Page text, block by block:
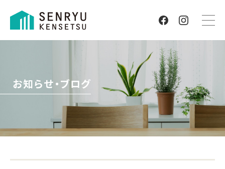
お知らせ・ブログ